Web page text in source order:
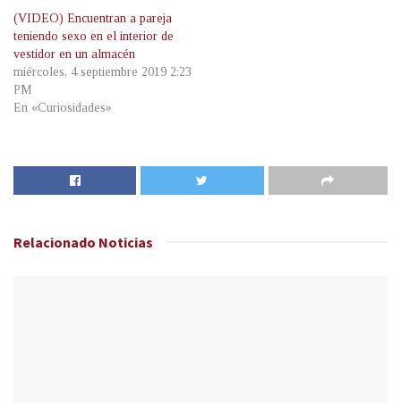
(VIDEO) Encuentran a pareja
teniendo sexo en el interior de
vestidor en un almacén
miércoles, 4 septiembre 2019 2:23
PM
En «Curiosidades»
Relacionado Noticias